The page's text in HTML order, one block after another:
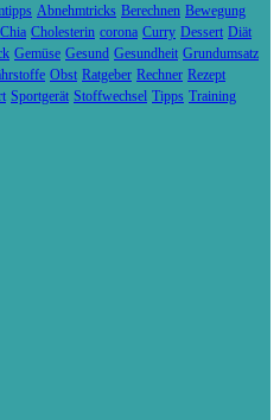
Abnehmtricks Berechnen Bewegung
Chia Cholesterin corona Curry Dessert Diät
Gemüse Gesund Gesundheit Grundumsatz
Obst Ratgeber Rechner Rezept
Sportgerät Stoffwechsel Tipps Training